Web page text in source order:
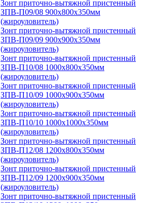
Зонт приточно-вытяжной пристенный
ЗПВ-П09/08 900х800х350мм
(жироуловитель)
Зонт приточно-вытяжной пристенный
ЗПВ-П09/09 900х900х350мм
(жироуловитель)
Зонт приточно-вытяжной пристенный
ЗПВ-П10/08 1000х800х350мм
(жироуловитель)
Зонт приточно-вытяжной пристенный
ЗПВ-П10/09 1000х900х350мм
(жироуловитель)
Зонт приточно-вытяжной пристенный
ЗПВ-П10/10 1000х1000х350мм
(жироуловитель)
Зонт приточно-вытяжной пристенный
ЗПВ-П12/08 1200х800х350мм
(жироуловитель)
Зонт приточно-вытяжной пристенный
ЗПВ-П12/09 1200х900х350мм
(жироуловитель)
Зонт приточно-вытяжной пристенный